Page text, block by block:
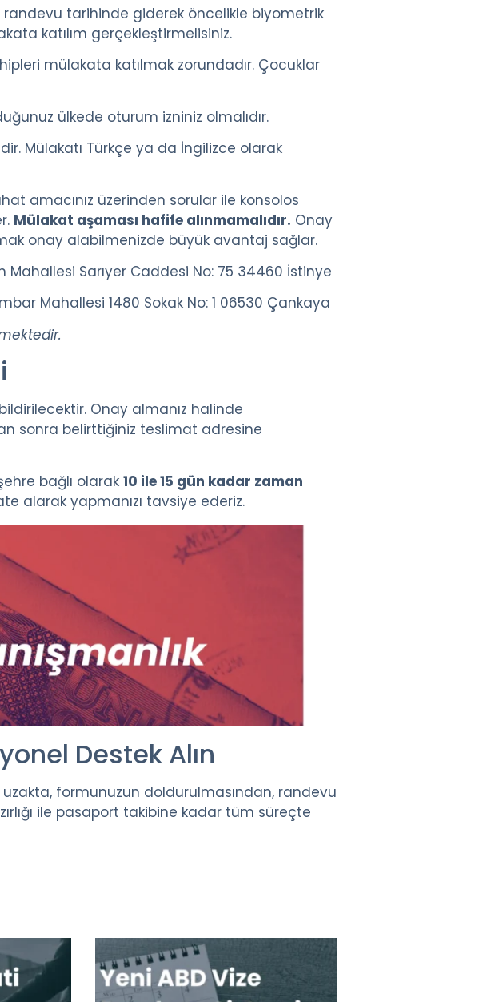
tarihinde giderek öncelikle biyometrik
katılım gerçekleştirmelisiniz.
mülakata katılmak zorundadır. Çocuklar
ülkede oturum izniniz olmalıdır.
Mülakatı Türkçe ya da İngilizce olarak
amacınız üzerinden sorular ile konsolos
Mülakat aşaması hafife alınmamalıdır. Onay
onay alabilmenizde büyük avantaj sağlar.
Mahallesi Sarıyer Caddesi No: 75 34460 İstinye
Mahallesi 1480 Sokak No: 1 06530 Çankaya
Onay almanız halinde
sonra belirttiğiniz teslimat adresine
bağlı olarak 10 ile 15 gün kadar zaman
alarak yapmanızı tavsiye ederiz.
Destek Alın
formunuzun doldurulmasından, randevu
ile pasaport takibine kadar tüm süreçte